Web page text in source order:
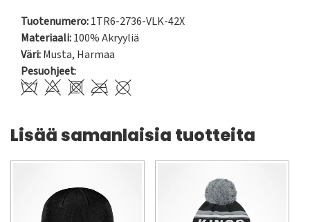
Tuotenumero:1TR6-2736-VLK-42X
Materiaali:100% Akryyliä
Väri:Musta, Harmaa
Pesuohjeet:
Lisää samanlaisia tuotteita